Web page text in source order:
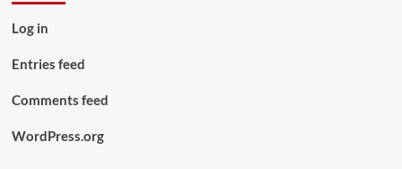
Log in
Entries feed
Comments feed
WordPress.org